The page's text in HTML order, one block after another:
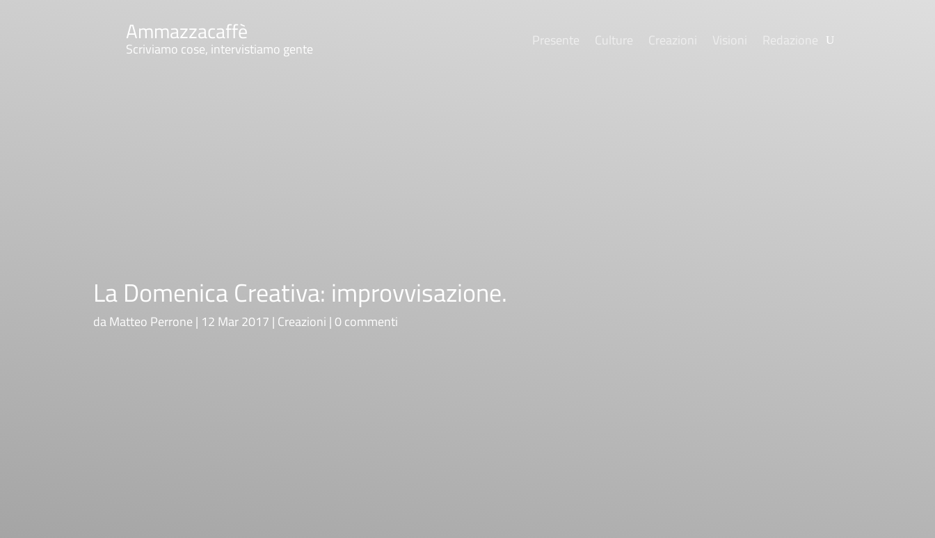
Ammazzacaffè
Scriviamo cose, intervistiamo gente Presente Culture Creazioni Visioni Redazione
La Domenica Creativa: improvvisazione.
daMatteo Perrone 12 Mar 2017 Creazioni 0 commenti